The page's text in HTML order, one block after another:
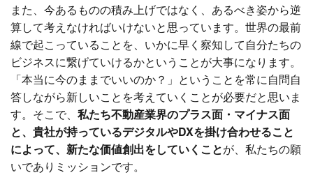
また、今あるものの積み上げではなく、あるべき姿から逆
算して考えなければいけないと思っています。世界の最前
線で起こっていることを、いかに早く察知して自分たちの
ビジネスに繋げていけるかということが大事になります。
「本当に今のままでいいのか？」ということを常に自問自
答しながら新しいことを考えていくことが必要だと思いま
す。 そこで、 私たち不動産業界のプラス面・マイナス面
と、貴社が持っているデジタルやDXを掛け合わせること
によって、新たな価値創出をしていくことが、私たちの願
いでありミッションです。